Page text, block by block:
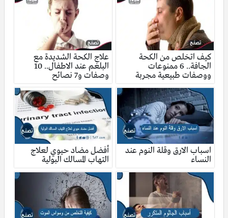
كيف اتخلص من الكحة
الجافة.. 6 ممنوعات
ووصفات طبيعية مجربة
علاج الكحة الشديدة مع
البلغم عند الاطفال.. 10
وصفات و7 نصائح
اسباب الارق وقلة النوم عند
النساء
أفضل مضاد حيوي لعلاج
التهاب المسالك البولية